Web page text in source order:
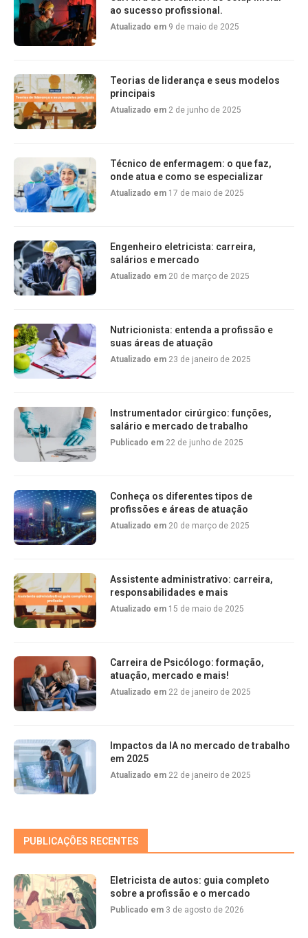
ao sucesso profissional.
Atualizado em 9 de maio de 2025
Teorias de liderança e seus modelos
principais
Atualizado em 2 de junho de 2025
Técnico de enfermagem: o que faz,
onde atua e como se especializar
Atualizado em 17 de maio de 2025
Engenheiro eletricista: carreira,
salários e mercado
Atualizado em 20 de março de 2025
Nutricionista: entenda a profissão e
suas áreas de atuação
Atualizado em 23 de janeiro de 2025
Instrumentador cirúrgico: funções,
salário e mercado de trabalho
Publicado em 22 de junho de 2025
Conheça os diferentes tipos de
profissões e áreas de atuação
Atualizado em 20 de março de 2025
Assistente administrativo: carreira,
responsabilidades e mais
Atualizado em 15 de maio de 2025
Carreira de Psicólogo: formação,
atuação, mercado e mais!
Atualizado em 22 de janeiro de 2025
Impactos da IA no mercado de trabalho
em 2025
Atualizado em 22 de janeiro de 2025
PUBLICAÇÕES RECENTES
Eletricista de autos: guia completo
sobre a profissão e o mercado
Publicado em 3 de agosto de 2026